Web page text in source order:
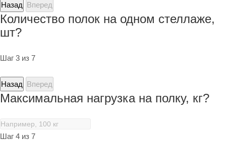
Назад Вперед
Количество полок на одном стеллаже,
шт?
Шаг 3 из 7
Назад Вперед
Максимальная нагрузка на полку, кг?
Шаг 4 из 7